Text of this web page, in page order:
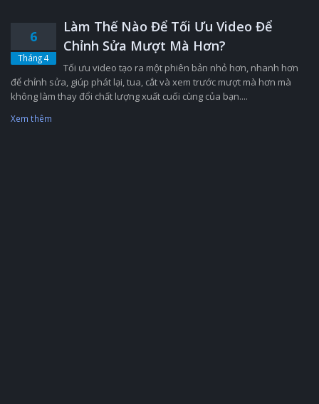
6
Tháng 4
Làm Thế Nào Để Tối Ưu Video Để
Chỉnh Sửa Mượt Mà Hơn?
Tối ưu video tạo ra một phiên bản nhỏ hơn, nhanh hơn
để chỉnh sửa, giúp phát lại, tua, cắt và xem trước mượt mà hơn mà
không làm thay đổi chất lượng xuất cuối cùng của bạn....
Xem thêm